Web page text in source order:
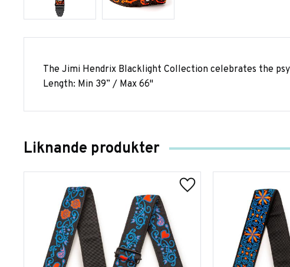
The Jimi Hendrix Blacklight Collection celebrates the
Length: Min 39” / Max 66"
Liknande produkter